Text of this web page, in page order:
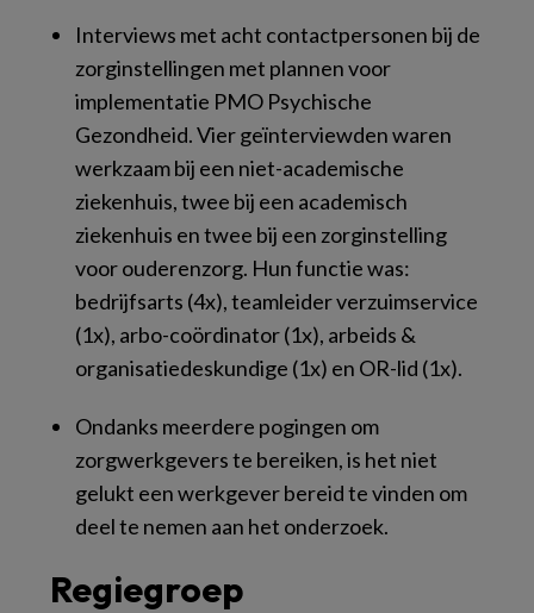
Interviews met acht contactpersonen bij de
zorginstellingen met plannen voor
implementatie PMO Psychische
Gezondheid. Vier geïnterviewden waren
werkzaam bij een niet-academische
ziekenhuis, twee bij een academisch
ziekenhuis en twee bij een zorginstelling
voor ouderenzorg. Hun functie was:
bedrijfsarts (4x), teamleider verzuimservice
(1x), arbo-coördinator (1x), arbeids &
organisatiedeskundige (1x) en OR-lid (1x).
Ondanks meerdere pogingen om
zorgwerkgevers te bereiken, is het niet
gelukt een werkgever bereid te vinden om
deel te nemen aan het onderzoek.
Regiegroep